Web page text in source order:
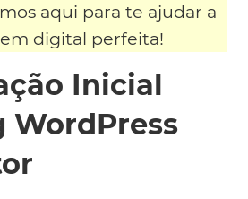
aqui para te ajudar a
digital perfeita!
Inicial
WordPress